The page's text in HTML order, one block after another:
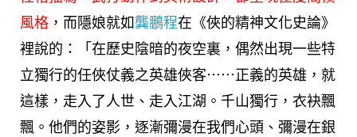
風格 ，而隱娘就如 龔鵬程在《俠的精神文化史論》
裡說的：「在歷史陰暗的夜空裏，偶然出現一些特
立獨行的任俠仗義之英雄俠客⋯⋯正義的英雄，就
這樣，走入了人世、走入江湖。千山獨行，衣袂飄
飄。他們的姿影，逐漸彌漫在我們心頭、彌漫在銀